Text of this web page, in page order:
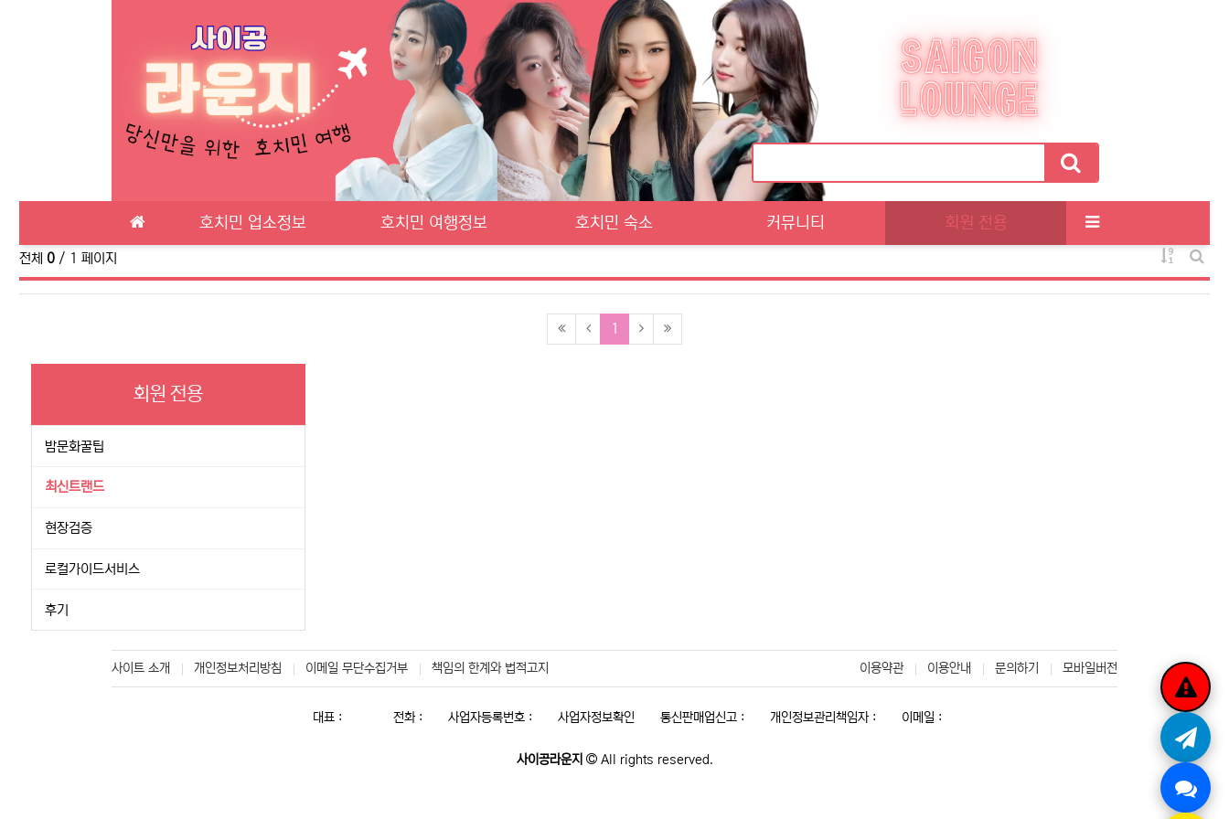
호치민 업소정보 호치민 여행정보 호치민 숙소 커뮤니티 회원 전용
전체 0 / 1 페이지
게시물 정
게시
1 (current)
회원 전용
밤문화꿀팁
최신트랜드
현장검증
로컬가이드서비스
후기
사이트 소개 개인정보처리방침 이메일 무단수집거부 책임의 한계와 법적고지 이용약관 이용안내 문의하기 모바일버전
대표 : 전화 : 사업자등록번호 : 사업자정보확인 통신판매업신고 : 개인정보관리책임자 : 이메일 :
사이공라운지 All rights reserved.